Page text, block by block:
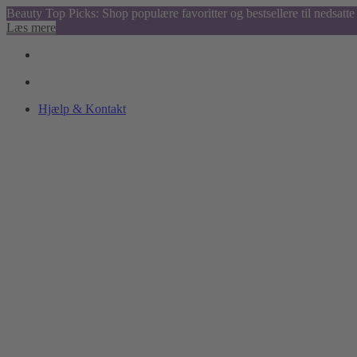
Beauty Top Picks: Shop populære favoritter og bestsellere til nedsatte
Læs mere
Hjælp & Kontakt